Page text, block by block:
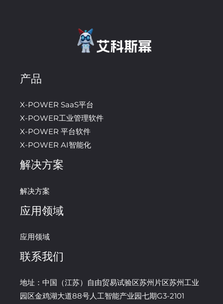
产品
X-POWER SaaS平台
X-POWER工业管理软件
X-POWER 平台软件
X-POWER AI智能化
解决方案
解决方案
应用领域
应用领域
联系我们
地址：中国（江苏）自由贸易试验区苏州片区苏州工业
园区金鸡湖大道88号人工智能产业园七期G3-2101